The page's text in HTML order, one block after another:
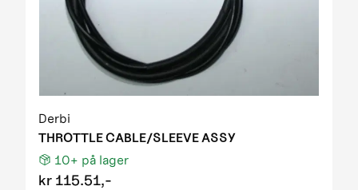
Derbi
THROTTLE CABLE/SLEEVE ASSY
10+ på lager
kr 115.51,-